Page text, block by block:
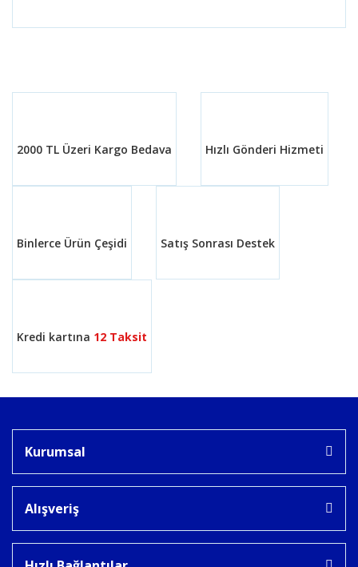
Yorum Yaz
Ürün bilgilerinde hatalar bulunuyor.
2000 TL Üzeri Kargo Bedava Hızlı Gönderi Hizmeti
Binlerce Ürün Çeşidi Satış Sonrası Destek
Kredi kartına 12 Taksit
Kurumsal
Alışveriş